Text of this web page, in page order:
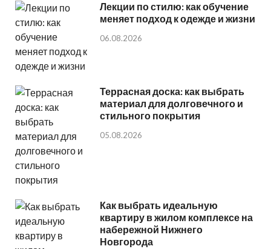
Лекции по стилю: как обучение
меняет подход к одежде и жизни
06.08.2026
Террасная доска: как выбрать
материал для долговечного и
стильного покрытия
05.08.2026
Как выбрать идеальную
квартиру в жилом комплексе на
набережной Нижнего
Новгорода